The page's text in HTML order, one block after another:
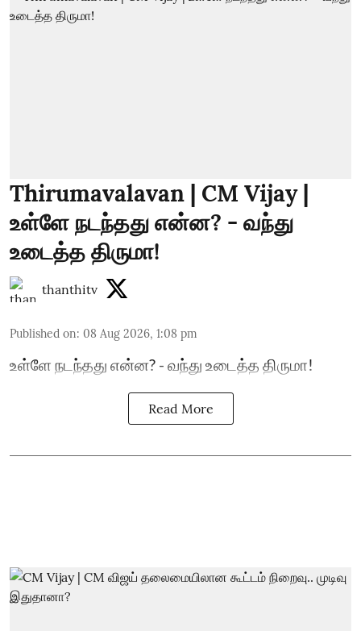
Thirumavalavan | CM Vijay |
உள்ளே நடந்தது என்ன? - வந்து
உடைத்த திருமா!
thanthitv
Published on: 08 Aug 2026, 1:08 pm
உள்ளே நடந்தது என்ன? - வந்து உடைத்த திருமா!
Read More